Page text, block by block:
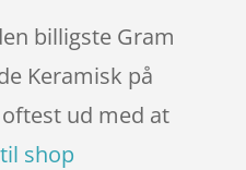
billigste Gram
Keramisk på
ud med at
shop